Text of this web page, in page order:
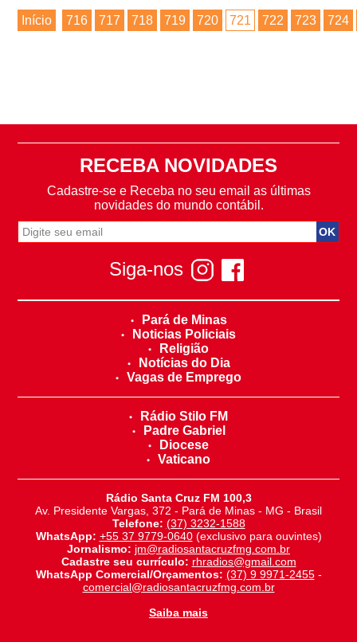
Início 716 717 718 719 720 721 722 723 724
RECEBA NOVIDADES
Cadastre-se e Receba no seu email as últimas
novidades do mundo contábil.
Siga-nos
Pará de Minas
Noticias Policiais
Religião
Notícias do Dia
Vagas de Emprego
Rádio Stilo FM
Padre Gabriel
Diocese
Vaticano
Rádio Santa Cruz FM 100,3
Av. Presidente Vargas, 372 - Pará de Minas - MG - Brasil
Telefone: (37) 3232-1588
WhatsApp: +55 37 9779-0640(exclusivo para ouvintes)
Jornalismo: jm@radiosantacruzfmg.com.br
Cadastre seu currículo: rhradios@gmail.com
WhatsApp Comercial/Orçamentos: (37) 9 9971-2455-
comercial@radiosantacruzfmg.com.br
Saiba mais